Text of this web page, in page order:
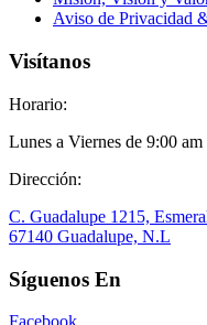
Aviso de Privacidad
Visítanos
Horario:
Lunes a Viernes de 9:00
Dirección:
C. Guadalupe 1215,
67140 Guadalupe, N.L
Síguenos En